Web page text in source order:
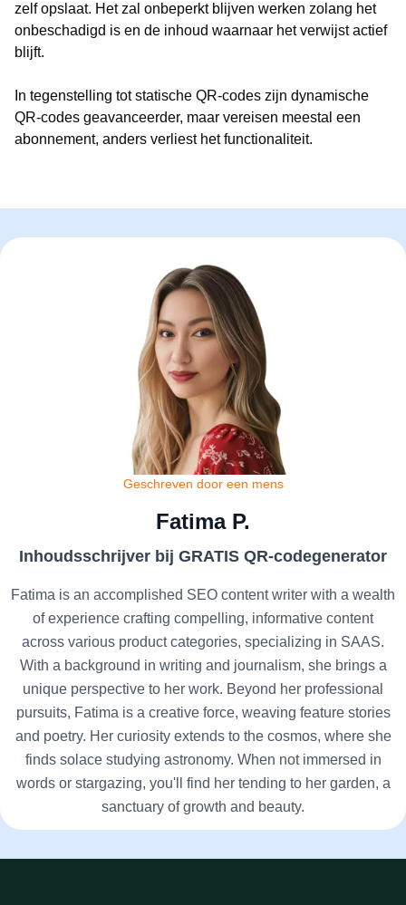
zelf opslaat. Het zal onbeperkt blijven werken zolang het
onbeschadigd is en de inhoud waarnaar het verwijst actief
blijft.
In tegenstelling tot statische QR-codes zijn dynamische
QR-codes geavanceerder, maar vereisen meestal een
abonnement, anders verliest het functionaliteit.
Geschreven door een mens
Fatima P.
Inhoudsschrijver bij GRATIS QR-codegenerator
Fatima is an accomplished SEO content writer with a wealth
of experience crafting compelling, informative content
across various product categories, specializing in SAAS.
With a background in writing and journalism, she brings a
unique perspective to her work. Beyond her professional
pursuits, Fatima is a creative force, weaving feature stories
and poetry. Her curiosity extends to the cosmos, where she
finds solace studying astronomy. When not immersed in
words or stargazing, you'll find her tending to her garden, a
sanctuary of growth and beauty.